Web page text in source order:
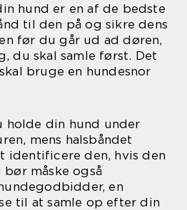
hund er en af de bedste
til den på og sikre dens
før du går ud ad døren,
du skal samle først. Det
bruge en hundesnor
holde din hund under
mens halsbåndet
identificere den, hvis den
måske også
en
til at samle op efter din